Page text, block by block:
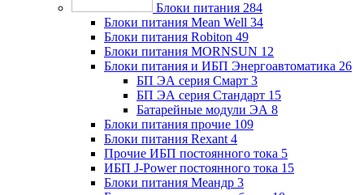
Блоки питания 284
Блоки питания Mean Well 34
Блоки питания Robiton 49
Блоки питания MORNSUN 12
Блоки питания и ИБП Энергоавтоматика 26
БП ЭА серия Смарт 3
БП ЭА серия Стандарт 15
Батарейные модули ЭА 8
Блоки питания прочие 109
Блоки питания Rexant 4
Прочие ИБП постоянного тока 5
ИБП J-Power постоянного тока 15
Блоки питания Меандр 3